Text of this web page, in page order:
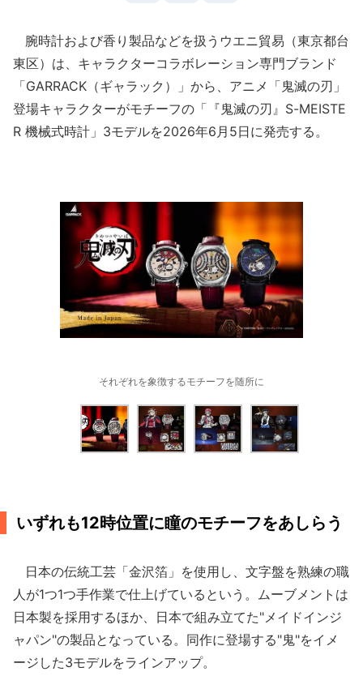
腕時計および香り製品などを扱うウエニ貿易（東京都台
東区）は、キャラクターコラボレーション専門ブランド
「GARRACK（ギャラック）」から、アニメ「鬼滅の刃」
登場キャラクターがモチーフの「『鬼滅の刃』S-MEISTE
R 機械式時計」3モデルを2026年6月5日に発売する。
それぞれを象徴するモチーフを随所に
いずれも12時位置に瞳のモチーフをあしらう
日本の伝統工芸「金沢箔」を使用し、文字盤を熟練の職
人が1つ1つ手作業で仕上げているという。ムーブメントは
日本製を採用するほか、日本で組み立てた"メイドインジ
ャパン"の製品となっている。同作に登場する"鬼"をイメ
ージした3モデルをラインアップ。